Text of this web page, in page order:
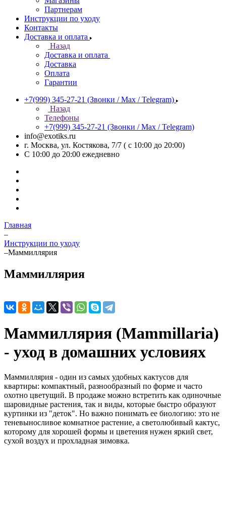
Партнерам
Инструкции по уходу
Контакты
Доставка и оплата
Назад
Доставка и оплата
Доставка
Оплата
Гарантии
+7(999) 345-27-21 (Звонки / Max / Telegram)
Назад
Телефоны
+7(999) 345-27-21 (Звонки / Max / Telegram)
info@exotiks.ru
г. Москва, ул. Костякова, 7/7 ( с 10:00 до 20:00)
С 10:00 до 20:00 ежедневно
Главная
–
Инструкции по уходу
–Маммиллярия
Маммиллярия
Маммиллярия (Mammillaria)
- уход в домашних условиях
Маммиллярия - один из самых удобных кактусов для
квартиры: компактный, разнообразный по форме и часто
охотно цветущий. В продаже можно встретить как одиночные
шаровидные растения, так и виды, которые быстро образуют
куртинки из "деток". Но важно понимать ее биологию: это не
теневыносливое комнатное растение, а светолюбивый кактус,
которому для хорошей формы и цветения нужен яркий свет,
сухой воздух и прохладная зимовка.